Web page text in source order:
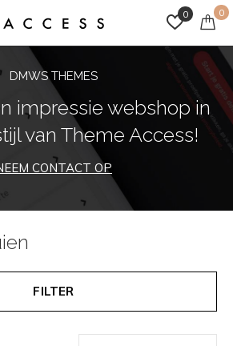
0 0
DMWS THEMES
impressie webshop in
van Theme Access!
CONTACT OP
FILTER